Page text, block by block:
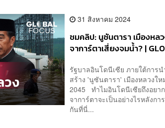
31 สิงหาคม 2024
ชมคลิป: นูซันตารา เมืองห
จาการ์ตาเสี่ยงจมน้ำ? |
รัฐบาลอินโดนีเซีย ภายใต้การ
สร้าง 'นูซันตารา' เมืองหลวงใ
2045 ทำไมอินโดนีเซียถึงอยา
จาการ์ตาจะเป็นอย่างไรหลังก
กันที่นี่...